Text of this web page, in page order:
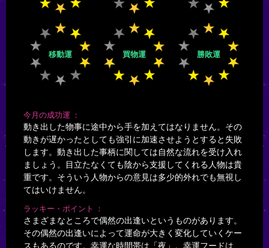
移動運 買物運 勝敗運
今月の成功運
動き出した物事に途中から手を加えてはなりません。その
動きが遅かったとしても強引に加速させようとすると失敗
します。動き出した事柄に関しては自然な流れを受け入れ
ましょう。目立たなくても陰から支援してくれる人物は貴
重です。そういう人物からの意見は多少的外れでも無視し
てはいけません。
ラッキー・ポイント
さまざまなところで偶然の出逢いというものがあります。
その偶然の出逢いによって運命が大きく変化していくケー
スもあるのです。幸運な時間帯は「夜」。幸運フードは